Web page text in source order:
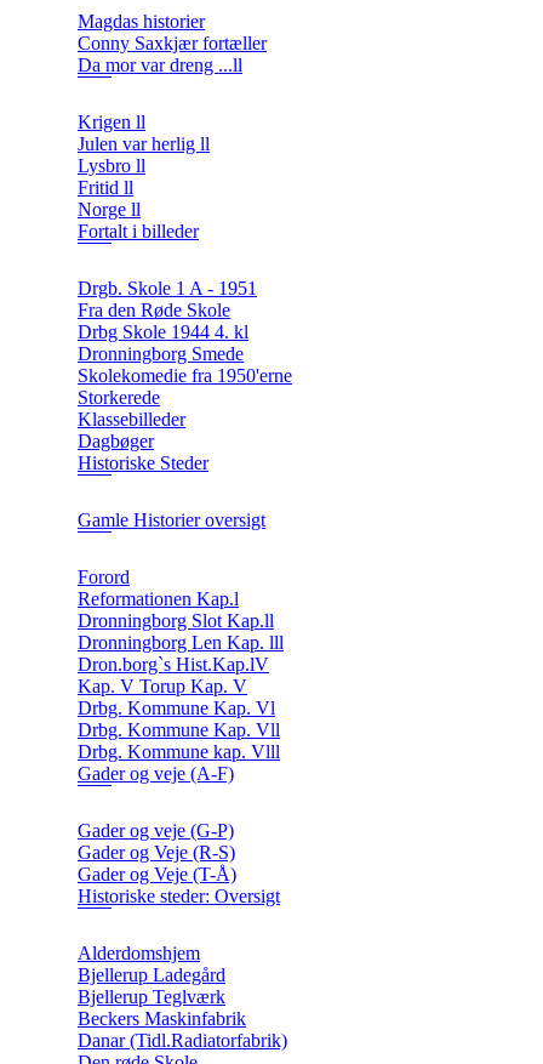
Magdas historier
Conny Saxkjær fortæller
Da mor var dreng ...ll
Krigen ll
Julen var herlig ll
Lysbro ll
Fritid ll
Norge ll
Fortalt i billeder
Drgb. Skole 1 A - 1951
Fra den Røde Skole
Drbg Skole 1944 4. kl
Dronningborg Smede
Skolekomedie fra 1950'erne
Storkerede
Klassebilleder
Dagbøger
Historiske Steder
Gamle Historier oversigt
Forord
Reformationen Kap.l
Dronningborg Slot Kap.ll
Dronningborg Len Kap. lll
Dron.borg`s Hist.Kap.lV
Kap. V Torup Kap. V
Drbg. Kommune Kap. Vl
Drbg. Kommune Kap. Vll
Drbg. Kommune kap. Vlll
Gader og veje (A-F)
Gader og veje (G-P)
Gader og Veje (R-S)
Gader og Veje (T-Å)
Historiske steder: Oversigt
Alderdomshjem
Bjellerup Ladegård
Bjellerup Teglværk
Beckers Maskinfabrik
Danar (Tidl.Radiatorfabrik)